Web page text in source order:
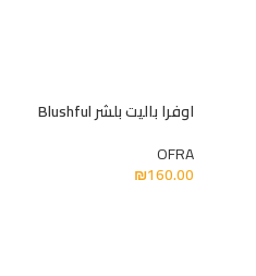
اوفرا باليت بلشر Blushful
OFRA
₪160.00